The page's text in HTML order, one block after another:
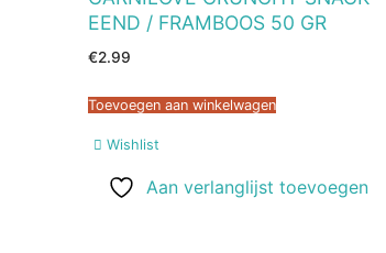
EEND / FRAMBOOS 50 GR
€2.99
Toevoegen aan winkelwagen
Wishlist
Aan verlanglijst toevoegen